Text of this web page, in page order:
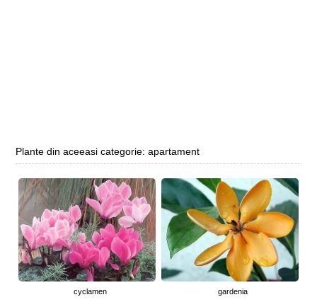
Plante din aceeasi categorie: apartament
cyclamen gardenia